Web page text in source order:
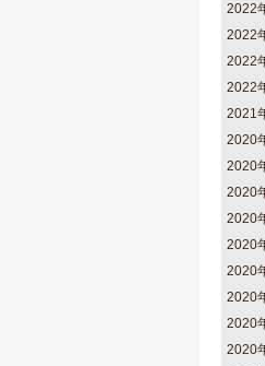
2022
2022
2022
2022
2021
2020
2020
2020
2020
2020
2020
2020
2020
2020